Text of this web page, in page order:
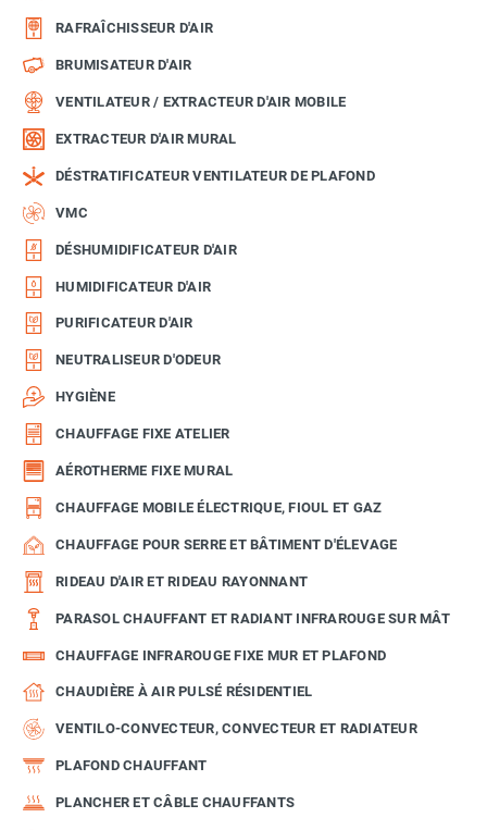
RAFRAÎCHISSEUR D'AIR
BRUMISATEUR D'AIR
VENTILATEUR / EXTRACTEUR D'AIR MOBILE
EXTRACTEUR D'AIR MURAL
DÉSTRATIFICATEUR VENTILATEUR DE PLAFOND
VMC
DÉSHUMIDIFICATEUR D'AIR
HUMIDIFICATEUR D'AIR
PURIFICATEUR D'AIR
NEUTRALISEUR D'ODEUR
HYGIÈNE
CHAUFFAGE FIXE ATELIER
AÉROTHERME FIXE MURAL
CHAUFFAGE MOBILE ÉLECTRIQUE, FIOUL ET GAZ
CHAUFFAGE POUR SERRE ET BÂTIMENT D'ÉLEVAGE
RIDEAU D'AIR ET RIDEAU RAYONNANT
PARASOL CHAUFFANT ET RADIANT INFRAROUGE SUR MÂT
CHAUFFAGE INFRAROUGE FIXE MUR ET PLAFOND
CHAUDIÈRE À AIR PULSÉ RÉSIDENTIEL
VENTILO-CONVECTEUR, CONVECTEUR ET RADIATEUR
PLAFOND CHAUFFANT
PLANCHER ET CÂBLE CHAUFFANTS